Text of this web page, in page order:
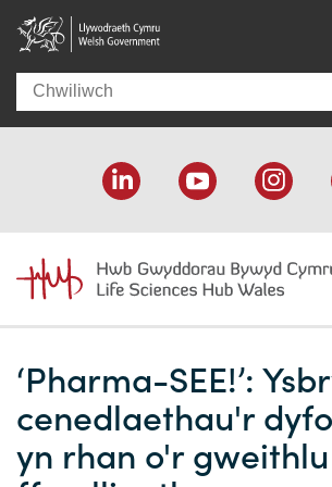
Search
Croeso
Ein effaith
Ein cymorth
Datblygu economaidd
Adnoddau
‘Pharma-SEE!’:
cenedlaethau'r
yn rhan o'r gweithlu